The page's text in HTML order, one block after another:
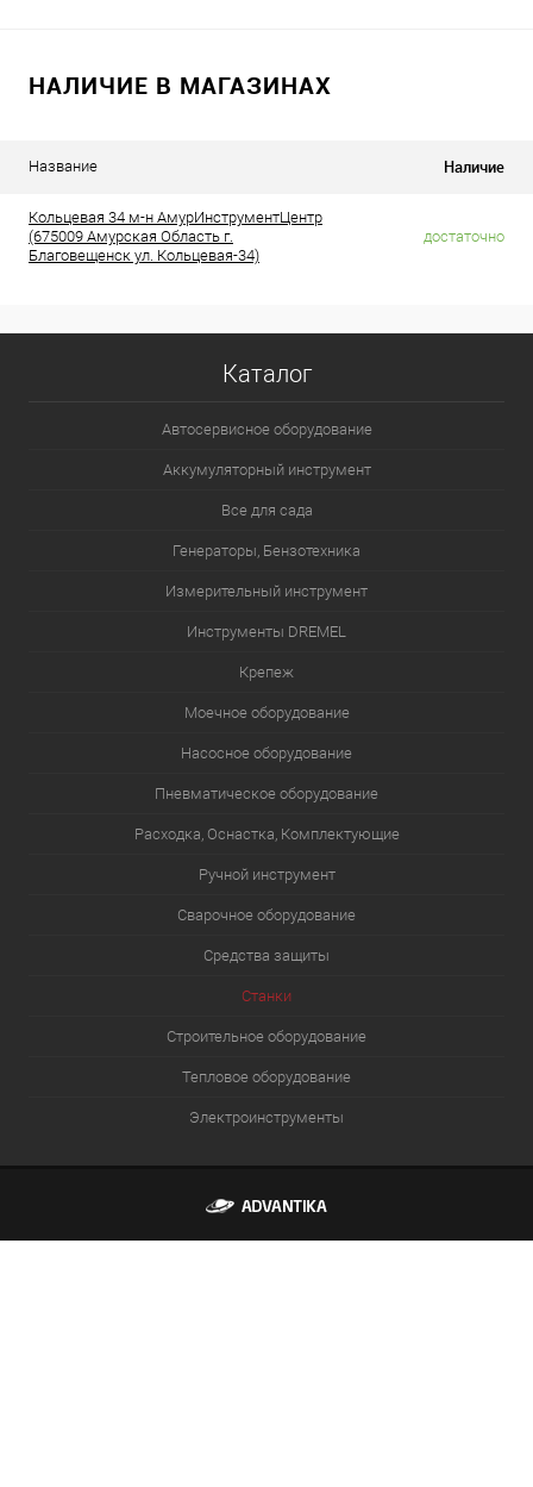
НАЛИЧИЕ В МАГАЗИНАХ
Название Наличие
Кольцевая 34 м-н АмурИнструментЦентр
(675009 Амурская Область г.
Благовещенск ул. Кольцевая-34)
достаточно
Каталог
Автосервисное оборудование
Аккумуляторный инструмент
Все для сада
Генераторы, Бензотехника
Измерительный инструмент
Инструменты DREMEL
Крепеж
Моечное оборудование
Насосное оборудование
Пневматическое оборудование
Расходка, Оснастка, Комплектующие
Ручной инструмент
Сварочное оборудование
Средства защиты
Станки
Строительное оборудование
Тепловое оборудование
Электроинструменты